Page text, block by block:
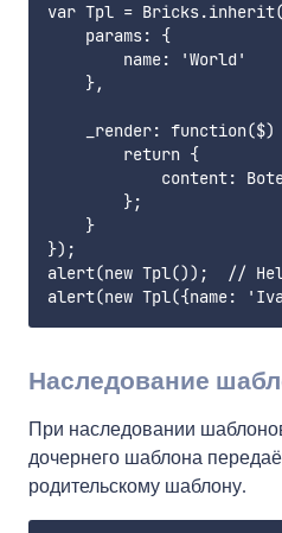
var Tpl =
    params: {
        name: 'World'
    },
_render: function($)
        return {
content:
        };
    }
});
alert(new Tpl());  //
Наследование
При наследовании
дочернего шаблона
родительскому шаблону.